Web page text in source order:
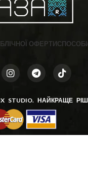
ОФЕРТИ
STUDIO. НАЙКРАЩЕ